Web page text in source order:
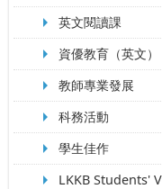
英文閱讀課
資優教育（英文）
教師專業發展
科務活動
學生佳作
LKKB Students'